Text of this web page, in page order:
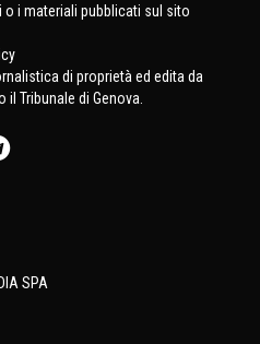
i materiali pubblicati sul sito
di proprietà ed edita da
il Tribunale di Genova.
SPA